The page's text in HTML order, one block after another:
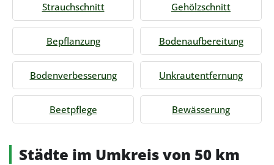
Strauchschnitt Gehölzschnitt
Bepflanzung Bodenaufbereitung
Bodenverbesserung Unkrautentfernung
Beetpflege Bewässerung
Städte im Umkreis von 50 km